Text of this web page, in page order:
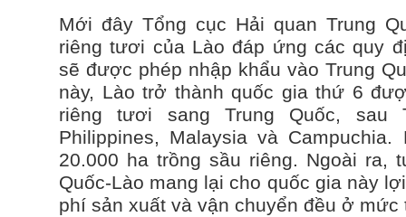
Mới đây Tổng cục Hải quan Trung
riêng tươi của Lào đáp ứng các quy
sẽ được phép nhập khẩu vào Trung
này, Lào trở thành quốc gia thứ 6
riêng tươi sang Trung Quốc, sau
Philippines, Malaysia và
20.000 ha trồng sầu riêng. Ngoài ra,
Quốc-Lào mang lại cho quốc gia này
phí sản xuất và vận chuyển đều ở mức